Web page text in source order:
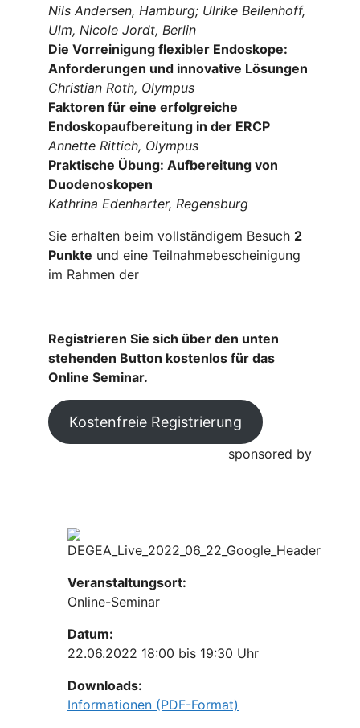
Nils Andersen, Hamburg; Ulrike Beilenhoff,
Ulm, Nicole Jordt, Berlin
Die Vorreinigung flexibler Endoskope:
Anforderungen und innovative Lösungen
Christian Roth, Olympus
Faktoren für eine erfolgreiche
Endoskopaufbereitung in der ERCP
Annette Rittich, Olympus
Praktische Übung: Aufbereitung von
Duodenoskopen
Kathrina Edenharter, Regensburg
Sie erhalten beim vollständigem Besuch 2
Punkte und eine Teilnahmebescheinigung
im Rahmen der
Registrieren Sie sich über den unten
stehenden Button kostenlos für das
Online Seminar.
Kostenfreie Registrierung
sponsored by
Veranstaltungsort:
Online-Seminar
Datum:
22.06.2022 18:00 bis 19:30 Uhr
Downloads:
Informationen (PDF-Format)